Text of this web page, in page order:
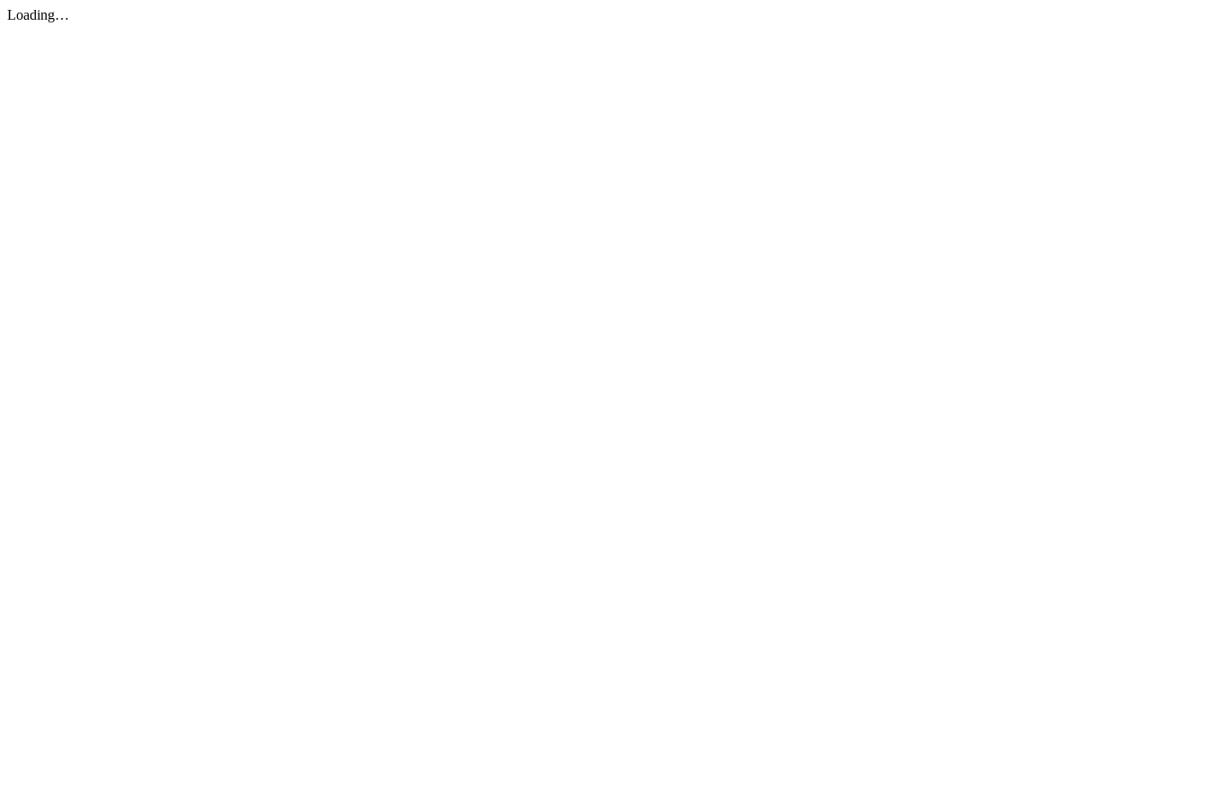
Loading…